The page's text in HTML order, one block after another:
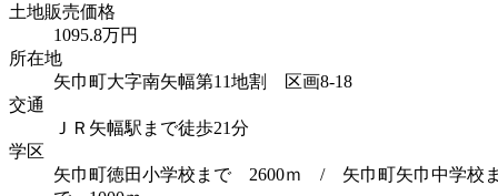
土地販売価格
1095.8万円
所在地
矢巾町大字南矢幅第11地割 区画8-18
交通
ＪＲ矢幅駅まで徒歩21分
学区
矢巾町徳田小学校まで 2600ｍ / 矢巾町矢巾中学校